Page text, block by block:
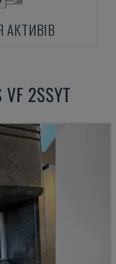
VF 2SSYT